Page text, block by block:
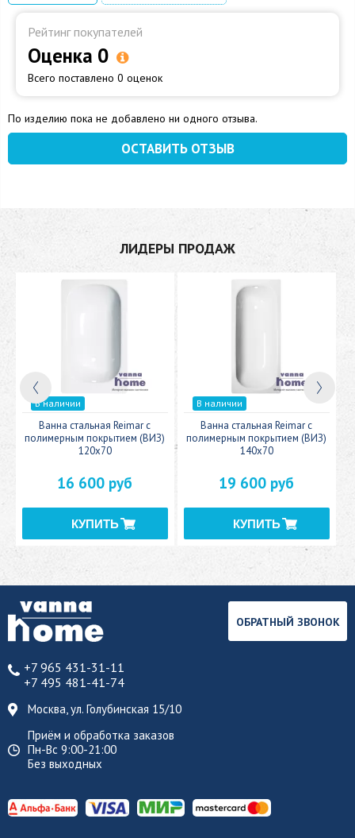
Рейтинг покупателей
Оценка 0
Всего поставлено 0 оценок
По изделию пока не добавлено ни одного отзыва.
ОСТАВИТЬ ОТЗЫВ
ЛИДЕРЫ ПРОДАЖ
В наличии
Ванна стальная Reimar с
полимерным покрытием (ВИЗ)
120x70
16 600 руб
В наличии
Ванна стальная Reimar с
полимерным покрытием (ВИЗ)
140x70
19 600 руб
+7 965 431-31-11
+7 495 481-41-74
Москва, ул. Голубинская 15/10
Приём и обработка заказов
Пн-Вс 9:00-21:00
Без выходных
ОБРАТНЫЙ ЗВОНОК